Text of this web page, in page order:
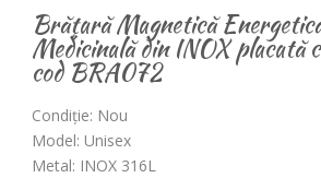
Brăţară Magnetică
Medicinală din INOX placată
cod BRA072
Condiţie: Nou
Model: Unisex
Metal: INOX 316L